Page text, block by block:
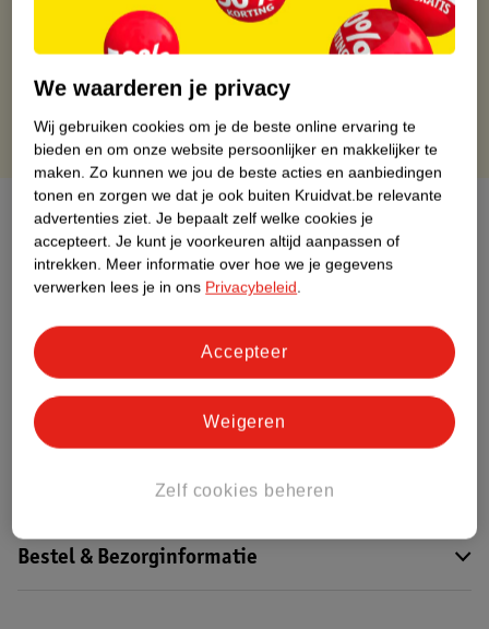
Gratis thuisbezorgd vanaf 50.00
Gratis retourneren binnen 30 dagen
Over dit product
Productinformatie
Etiketinformatie
Nature Impact Score
Dit product heeft (nog) geen Nature
Impact Score.
Bestel & Bezorginformatie
We waarderen je privacy
Wij gebruiken cookies om je de beste online ervaring te
bieden en om onze website persoonlijker en makkelijker te
maken. Zo kunnen we jou de beste acties en aanbiedingen
tonen en zorgen we dat je ook buiten Kruidvat.be relevante
advertenties ziet. Je bepaalt zelf welke cookies je
accepteert. Je kunt je voorkeuren altijd aanpassen of
intrekken. Meer informatie over hoe we je gegevens
verwerken lees je in ons Privacybeleid.
Zelf cookies beheren
Weigeren
Accepteer